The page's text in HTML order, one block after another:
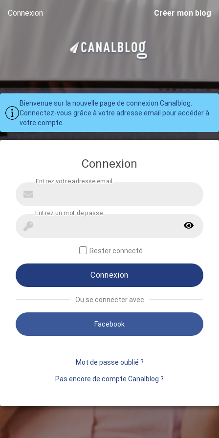
Connexion Créer mon blog
Bienvenue sur la nouvelle page de connexion Canalblog.
Connectez-vous grâce à votre adresse email pour accéder à
votre compte.
Connexion
Rester connecté
Connexion
Ou se connecter avec
Facebook
Mot de passe oublié ?
Pas encore de compte Canalblog ?